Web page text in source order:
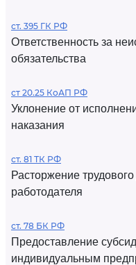
ст. 395 ГК РФ
Ответственность за
обязательства
ст 20.25 КоАП РФ
Уклонение от
наказания
ст. 81 ТК РФ
Расторжение
работодателя
ст. 78 БК РФ
Предоставление
индивидуальным